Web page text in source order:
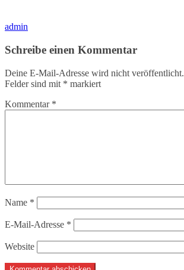
admin
Schreibe einen Kommentar
Deine E-Mail-Adresse wird nicht veröffentlicht.
Felder sind mit * markiert
Kommentar *
Name *
E-Mail-Adresse *
Website